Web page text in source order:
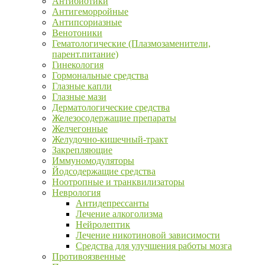
Антигеморройные
Антипсориазные
Венотоники
Гематологические (Плазмозаменители,
парент.питание)
Гинекология
Гормональные средства
Глазные капли
Глазные мази
Дерматологические средства
Железосодержащие препараты
Желчегонные
Желудочно-кишечный-тракт
Закрепляющие
Иммуномодуляторы
Йодсодержащие средства
Ноотропные и транквилизаторы
Неврология
Антидепрессанты
Лечение алкоголизма
Нейролептик
Лечение никотиновой зависимости
Средства для улучшения работы мозга
Противоязвенные